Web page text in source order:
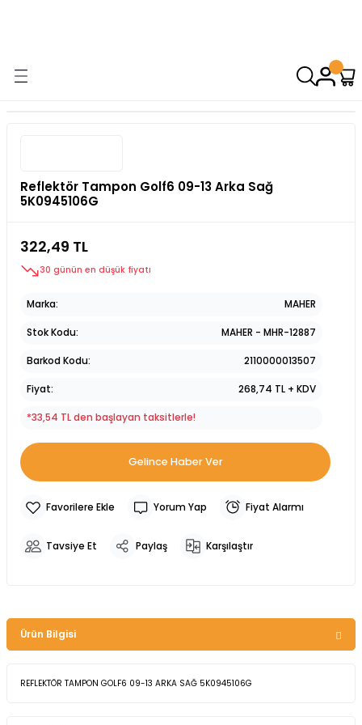
Reflektör Tampon Golf6 09-13 Arka Sağ
5K0945106G
322,49 TL
30 günün en düşük fiyatı
Marka MAHER
Stok Kodu MAHER - MHR-12887
Barkod Kodu 2110000013507
Fiyat 268,74 TL + KDV
*33,54 TL den başlayan taksitlerle!
Gelince Haber Ver
Yorum Yap Fiyat Alarmı
Tavsiye Et Paylaş Karşılaştır
Ürün Bilgisi
REFLEKTÖR TAMPON GOLF6 09-13 ARKA SAĞ 5K0945106G